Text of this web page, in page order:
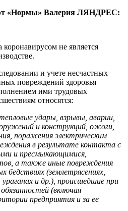
«Нормы» Валерия ЛЯНДРЕС:
не является
и учете несчастных
повреждений здоровья
ими трудовых
относятся:
удары, взрывы, аварии,
и конструкций, ожоги,
поражения электрическим
в результате контакта с
и пресмыкающимися,
а также иные повреждения
бедствиях (землетрясениях,
ураганах и др.), происшедшие при
(включая
предприятия и за ее